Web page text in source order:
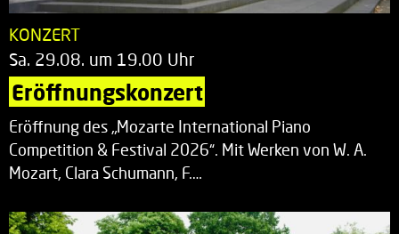
KONZERT
Sa. 29.08. um 19.00 Uhr
Eröffnungskonzert
Eröffnung des „Mozarte International Piano
Competition & Festival 2026“. Mit Werken von W. A.
Mozart, Clara Schumann, F.…